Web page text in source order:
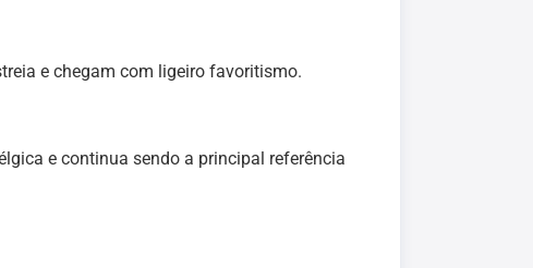
e chegam com ligeiro favoritismo.
e continua sendo a principal referência